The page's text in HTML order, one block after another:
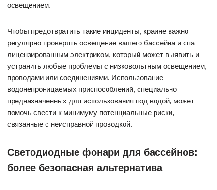
освещением.
Чтобы предотвратить такие инциденты, крайне важно
регулярно проверять освещение вашего бассейна и спа
лицензированным электриком, который может выявить и
устранить любые проблемы с низковольтным освещением,
проводами или соединениями. Использование
водонепроницаемых приспособлений, специально
предназначенных для использования под водой, может
помочь свести к минимуму потенциальные риски,
связанные с неисправной проводкой.
Светодиодные фонари для бассейнов:
более безопасная альтернатива